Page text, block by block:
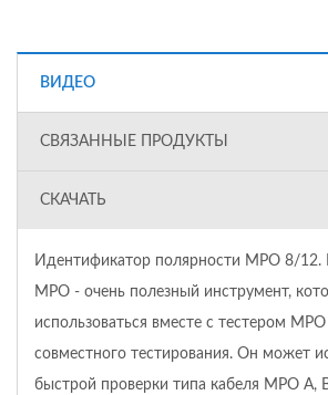
ВИДЕО
СВЯЗАННЫЕ ПРОДУКТЫ
СКАЧАТЬ
Идентификатор полярности MPO 8/
MPO - очень полезный инструмент,
использоваться вместе с тестером
совместного тестирования. Он может
быстрой проверки типа кабеля MPO A,